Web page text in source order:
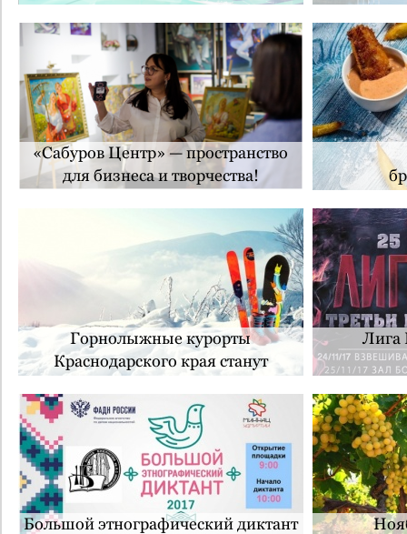
«Сабуров Центр» — пространство
для бизнеса и творчества!
Горнолыжные курорты
Краснодарского края станут
Лига
Большой этнографический диктант